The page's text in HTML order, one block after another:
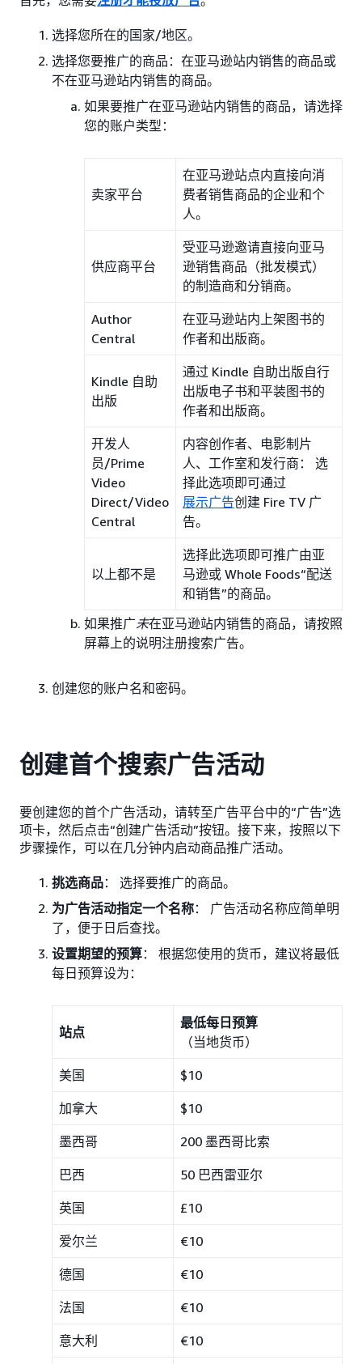
选择您所在的国家/地区。
选择您要推广的商品：在亚马逊站内销售的商品或
不在亚马逊站内销售的商品。
如果要推广在亚马逊站内销售的商品，请选择
您的账户类型：
卖家平台
在亚马逊站点内直接向消
费者销售商品的企业和个
人。
供应商平台
受亚马逊邀请直接向亚马
逊销售商品（批发模式）
的制造商和分销商。
Author
Central
在亚马逊站内上架图书的
作者和出版商。
Kindle 自助
出版
通过 Kindle 自助出版自行
出版电子书和平装图书的
作者和出版商。
开发人
员/Prime
Video
Direct/Video
Central
内容创作者、电影制片
人、工作室和发行商： 选
择此选项即可通过
展示广告创建 Fire TV 广
告。
以上都不是
选择此选项即可推广由亚
马逊或 Whole Foods“配送
和销售”的商品。
如果推广未在亚马逊站内销售的商品，请按照
屏幕上的说明注册搜索广告。
创建您的账户名和密码。
创建首个搜索广告活动
要创建您的首个广告活动，请转至广告平台中的“广告”选
项卡，然后点击“创建广告活动”按钮。接下来，按照以下
步骤操作，可以在几分钟内启动商品推广活动。
挑选商品： 选择要推广的商品。
为广告活动指定一个名称： 广告活动名称应简单明
了，便于日后查找。
设置期望的预算： 根据您使用的货币，建议将最低
每日预算设为：
站点
最低每日预算
（当地货币）
美国 $10
加拿大 $10
墨西哥 200 墨西哥比索
巴西 50 巴西雷亚尔
英国 £10
爱尔兰 €10
德国 €10
法国 €10
意大利 €10